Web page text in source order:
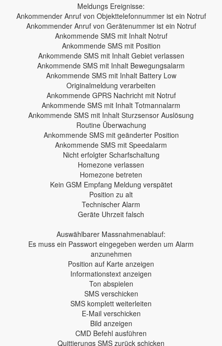
Meldungs Ereignisse:
Ankommender Anruf von Objekttelefonnummer ist ein Notruf
Ankommender Anruf von Gerätenummer ist ein Notruf
Ankommende SMS mit Inhalt Notruf
Ankommende SMS mit Position
Ankommende SMS mit Inhalt Gebiet verlassen
Ankommende SMS mit Inhalt Bewegungsalarm
Ankommende SMS mit Inhalt Battery Low
Originalmeldung verarbeiten
Ankommende GPRS Nachricht mit Notruf
Ankommende SMS mit Inhalt Totmannalarm
Ankommende SMS mit Inhalt Sturzsensor Auslösung
Routine Überwachung
Ankommende SMS mit geänderter Position
Ankommende SMS mit Speedalarm
Nicht erfolgter Scharfschaltung
Homezone verlassen
Homezone betreten
Kein GSM Empfang Meldung verspätet
Position zu alt
Technischer Alarm
Geräte Uhrzeit falsch
Auswählbarer Massnahmenablauf:
Es muss ein Passwort eingegeben werden um Alarm
anzunehmen
Position auf Karte anzeigen
Informationstext anzeigen
Ton abspielen
SMS verschicken
SMS komplett weiterleiten
E-Mail verschicken
Bild anzeigen
CMD Befehl ausführen
Quittierungs SMS zurück schicken